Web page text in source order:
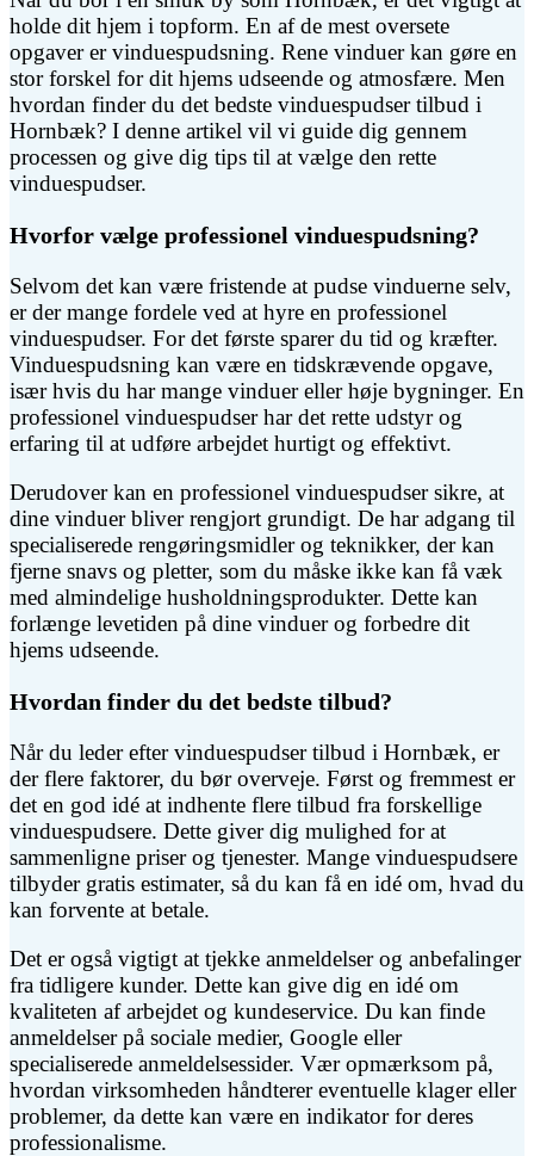
holde dit hjem i topform. En af de mest oversete
opgaver er vinduespudsning. Rene vinduer kan gøre en
stor forskel for dit hjems udseende og atmosfære. Men
hvordan finder du det bedste vinduespudser tilbud i
Hornbæk? I denne artikel vil vi guide dig gennem
processen og give dig tips til at vælge den rette
vinduespudser.
Hvorfor vælge professionel vinduespudsning?
Selvom det kan være fristende at pudse vinduerne selv,
er der mange fordele ved at hyre en professionel
vinduespudser. For det første sparer du tid og kræfter.
Vinduespudsning kan være en tidskrævende opgave,
især hvis du har mange vinduer eller høje bygninger. En
professionel vinduespudser har det rette udstyr og
erfaring til at udføre arbejdet hurtigt og effektivt.
Derudover kan en professionel vinduespudser sikre, at
dine vinduer bliver rengjort grundigt. De har adgang til
specialiserede rengøringsmidler og teknikker, der kan
fjerne snavs og pletter, som du måske ikke kan få væk
med almindelige husholdningsprodukter. Dette kan
forlænge levetiden på dine vinduer og forbedre dit
hjems udseende.
Hvordan finder du det bedste tilbud?
Når du leder efter vinduespudser tilbud i Hornbæk, er
der flere faktorer, du bør overveje. Først og fremmest er
det en god idé at indhente flere tilbud fra forskellige
vinduespudsere. Dette giver dig mulighed for at
sammenligne priser og tjenester. Mange vinduespudsere
tilbyder gratis estimater, så du kan få en idé om, hvad du
kan forvente at betale.
Det er også vigtigt at tjekke anmeldelser og anbefalinger
fra tidligere kunder. Dette kan give dig en idé om
kvaliteten af arbejdet og kundeservice. Du kan finde
anmeldelser på sociale medier, Google eller
specialiserede anmeldelsessider. Vær opmærksom på,
hvordan virksomheden håndterer eventuelle klager eller
problemer, da dette kan være en indikator for deres
professionalisme.